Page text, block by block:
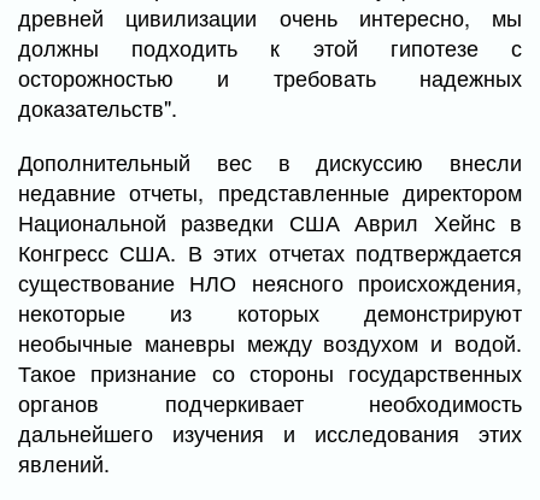
древней цивилизации очень интересно, мы
должны подходить к этой гипотезе с
осторожностью и требовать надежных
доказательств".
Дополнительный вес в дискуссию внесли
недавние отчеты, представленные директором
Национальной разведки США Аврил Хейнс в
Конгресс США. В этих отчетах подтверждается
существование НЛО неясного происхождения,
некоторые из которых демонстрируют
необычные маневры между воздухом и водой.
Такое признание со стороны государственных
органов подчеркивает необходимость
дальнейшего изучения и исследования этих
явлений.